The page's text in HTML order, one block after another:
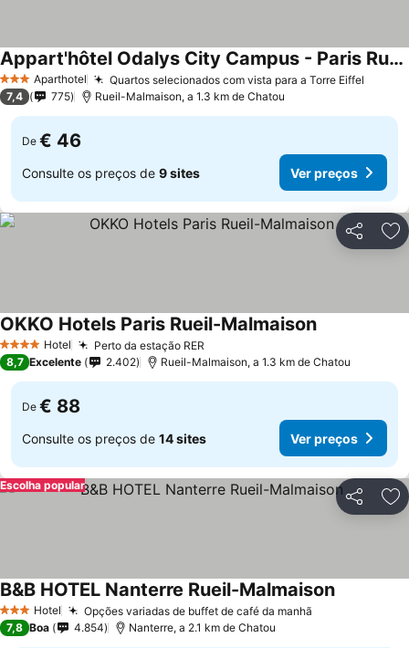
3 EstrelasAparthotel Quartos selecionados com vista para a Torre Eiffel
Appart'hôtel Odalys City Campus - Paris Rueil Malmaison
Ver preços
7,4 775 Rueil-Malmaison, a 1.3 km de Chatou
De € 46
Consulte os preços de 9 sites Ver preços
Partilhar
4 EstrelasHotel Perto da estação RER
OKKO Hotels Paris Rueil-MalmaisonVer preços
8,7 Excelente 2.402 Rueil-Malmaison, a 1.3 km de Chatou
De € 88
Consulte os preços de 14 sites Ver preços
Partilhar
Escolha popular
3 EstrelasHotel Opções variadas de buffet de café da manhã
B&B HOTEL Nanterre Rueil-MalmaisonVer preços
7,8 Boa 4.854 Nanterre, a 2.1 km de Chatou